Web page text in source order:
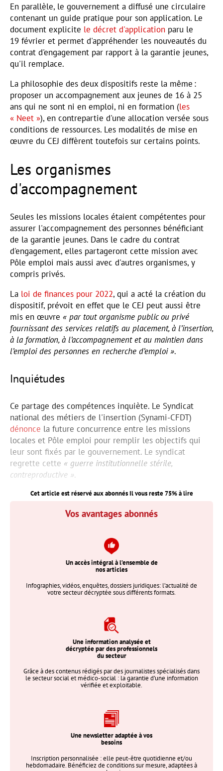
En parallèle, le gouvernement a diffusé une circulaire
contenant un guide pratique pour son application. Le
document explicite le décret d'application paru le
19 février et permet d'appréhender les nouveautés du
contrat d'engagement par rapport à la garantie jeunes,
qu'il remplace.
La philosophie des deux dispositifs reste la même :
proposer un accompagnement aux jeunes de 16 à 25
ans qui ne sont ni en emploi, ni en formation (les
« Neet »), en contrepartie d'une allocation versée sous
conditions de ressources. Les modalités de mise en
œuvre du CEJ diffèrent toutefois sur certains points.
Les organismes
d'accompagnement
Seules les missions locales étaient compétentes pour
assurer l'accompagnement des personnes bénéficiant
de la garantie jeunes. Dans le cadre du contrat
d'engagement, elles partageront cette mission avec
Pôle emploi mais aussi avec d'autres organismes, y
compris privés.
La loi de finances pour 2022, qui a acté la création du
dispositif, prévoit en effet que le CEJ peut aussi être
mis en œuvre « par tout organisme public ou privé
fournissant des services relatifs au placement, à l’insertion,
à la formation, à l’accompagnement et au maintien dans
l’emploi des personnes en recherche d’emploi ».
Inquiétudes
Ce partage des compétences inquiète. Le Syndicat
national des métiers de l'insertion (Synami-CFDT)
dénonce la future concurrence entre les missions
locales et Pôle emploi pour remplir les objectifs qui
leur sont fixés par le gouvernement. Le syndicat
regrette cette « guerre institutionnelle stérile,
contreproductive ».
Cet article est réservé aux abonnés Il vous reste75% à lire
Vos avantages abonnés
Un accès intégral à l’ensemble de
nos articles
Infographies, vidéos, enquêtes, dossiers juridiques: l’actualité de
votre secteur décryptée sous différents formats.
Une information analysée et
décryptée par des professionnels
du secteur
Grâce à des contenus rédigés par des journalistes spécialisés dans
le secteur social et médico-social : la garantie d’une information
vérifiée et exploitable.
Une newsletter adaptée à vos
besoins
Inscription personnalisée : elle peut-être quotidienne et/ou
hebdomadaire. Bénéficiez de conditions sur mesure, adaptées à